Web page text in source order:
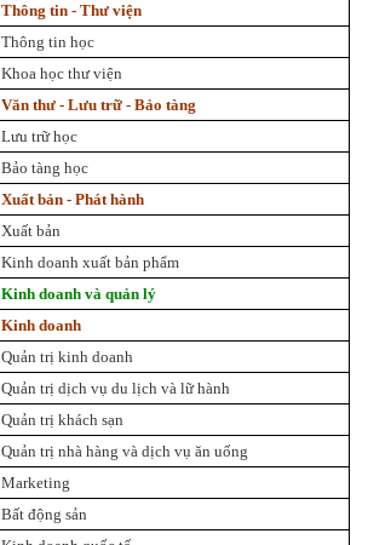
Thông tin - Thư viện
Thông tin học
Khoa học thư viện
Văn thư - Lưu trữ - Bảo tàng
Lưu trữ học
Bảo tàng học
Xuất bản - Phát hành
Xuất bản
Kinh doanh xuất bản phẩm
Kinh doanh và quản lý
Kinh doanh
Quản trị kinh doanh
Quản trị dịch vụ du lịch và lữ hành
Quản trị khách sạn
Quản trị nhà hàng và dịch vụ ăn uống
Marketing
Bất động sản